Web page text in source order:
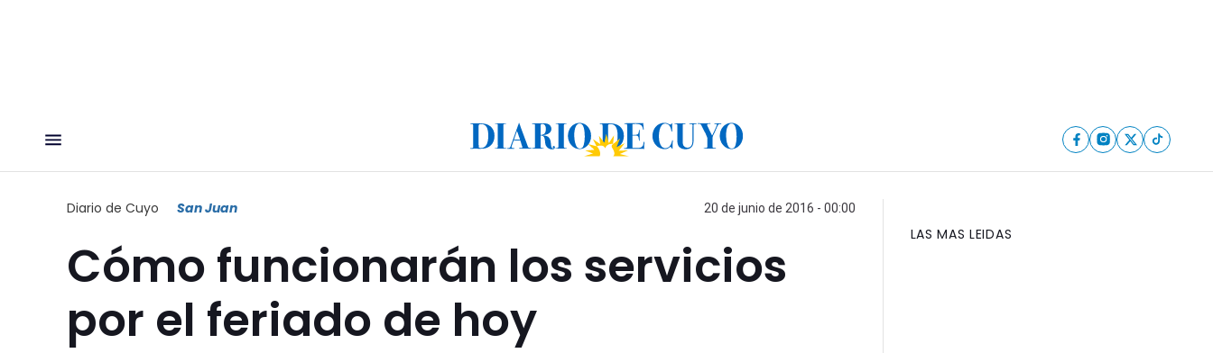
Diario de Cuyo San Juan 20 de junio de 2016 - 00:00
Cómo funcionarán los servicios
por el feriado de hoy
LAS MAS LEIDAS